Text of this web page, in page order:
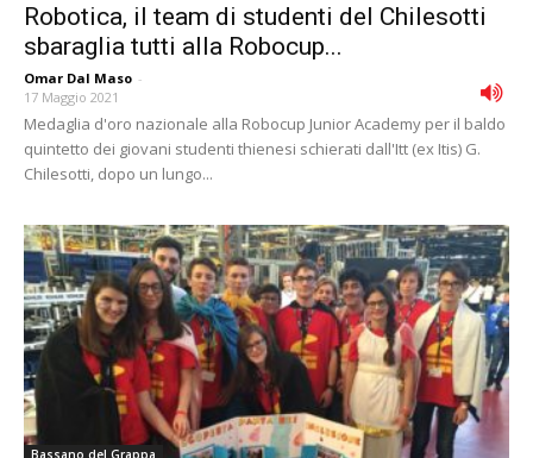
Robotica, il team di studenti del Chilesotti
sbaraglia tutti alla Robocup...
Omar Dal Maso -
17 Maggio 2021
Medaglia d'oro nazionale alla Robocup Junior Academy per il baldo
quintetto dei giovani studenti thienesi schierati dall'Itt (ex Itis) G.
Chilesotti, dopo un lungo...
Bassano del Grappa